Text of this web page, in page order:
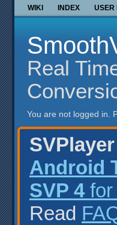
WIKI INDEX USER
Real
You are not logged in.
Android
SVP 4
Read